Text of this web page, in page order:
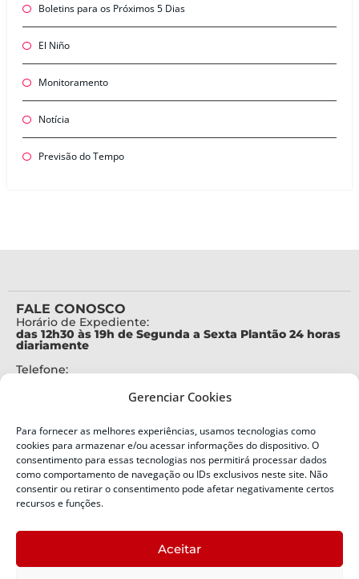
Gerenciar Cookies
Para fornecer as melhores experiências, usamos tecnologias como
cookies para armazenar e/ou acessar informações do dispositivo. O
consentimento para essas tecnologias nos permitirá processar dados
como comportamento de navegação ou IDs exclusivos neste site. Não
consentir ou retirar o consentimento pode afetar negativamente certos
recursos e funções.
Aceitar
Boletins para os Próximos 5 Dias
El Niño
Monitoramento
Notícia
Previsão do Tempo
FALE CONOSCO
Horário de Expediente:
das 12h30 às 19h de Segunda a Sexta Plantão 24 horas
diariamente
Telefone:
Alertas Defesa Civil:
SMS 40199
ENDEREÇO
Defesa Civil do Estado de Santa Catarina
Bairro:
Capoeiras, Florianópolis, SC